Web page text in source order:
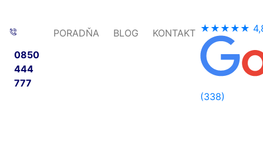
0850
444
777
PORADŇA BLOG KONTAKT ★★★★★
(338)